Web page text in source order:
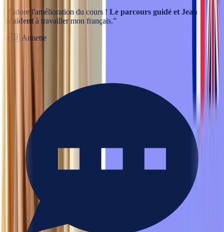
J'adore l'amélioration du cours ! Le parcours guidé et Jean
m'aident à travailler mon français.”
🇦🇺 Annette